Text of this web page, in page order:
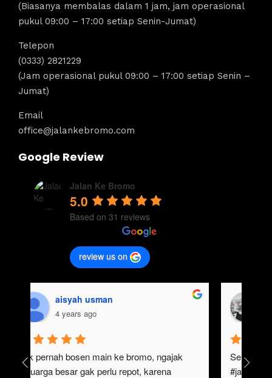
(Biasanya membalas dalam 1 jam, jam operasional
pukul 09:00 – 17:00 setiap Senin-Jumat)
Telepon
(0333) 2821229
(Jam operasional pukul 09:00 – 17:00 setiap Senin –
Jumat)
Email
office@jalankebromo.com
Google Review
Jalan Ke Bromo
5.0
Based on 31 reviews
review us on
aisyah usman
4 years ago
gak pernah bosen main ke bromo, ngajak
keluarga besar gak perlu repot, karena